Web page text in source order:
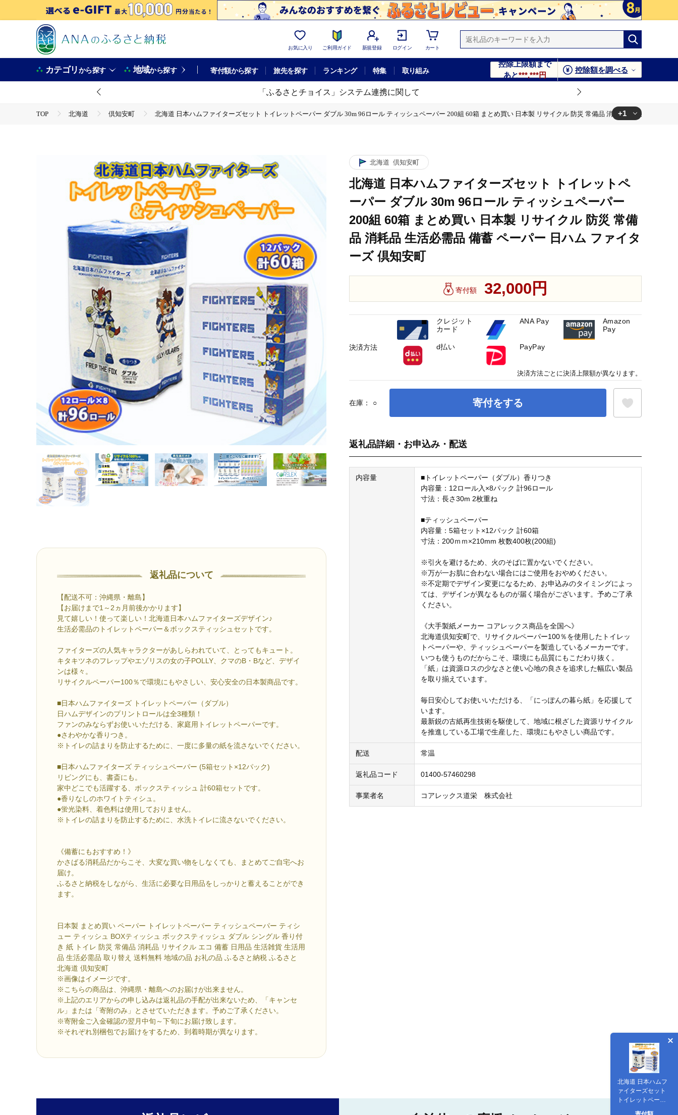
お気に入り ご利用ガイド 新規登録 ログイン カート
カテゴリから探す 地域から探す 寄付額から探す 旅先を探す ランキング 特集 取り組み
控除上限額まで
あと***,***円
控除額を調べる
「ふるさとチョイス」システム連携に関して
TOP 北海道 倶知安町
北海道 日本ハムファイターズセット トイレットペーパー ダブル 30m 96ロール ティッシュペーパー 200組 60箱 まとめ買い 日本製 リサイクル 防災 常備品 消耗品 生活必需品 備
+1
返礼品について
【配送不可：沖縄県・離島】
【お届けまで1～2ヵ月前後かかります】
見て嬉しい！使って楽しい！北海道日本ハムファイターズデザイン♪
生活必需品のトイレットペーパー＆ボックスティッシュセットです。
ファイターズの人気キャラクターがあしらわれていて、とってもキュート。
キタキツネのフレップやエゾリスの女の子POLLY、クマのB・Bなど、デザイ
ンは様々。
リサイクルペーパー100％で環境にもやさしい、安心安全の日本製商品です。
■日本ハムファイターズ トイレットペーパー（ダブル）
日ハムデザインのプリントロールは全3種類！
ファンのみならずお使いいただける、家庭用トイレットペーパーです。
●さわやかな香りつき。
※トイレの詰まりを防止するために、一度に多量の紙を流さないでください。
■日本ハムファイターズ ティッシュペーパー (5箱セット×12パック)
リビングにも、書斎にも。
家中どこでも活躍する、ボックスティッシュ 計60箱セットです。
●香りなしのホワイトティシュ。
●蛍光染料、着色料は使用しておりません。
※トイレの詰まりを防止するために、水洗トイレに流さないでください。
《備蓄にもおすすめ！》
かさばる消耗品だからこそ、大変な買い物をしなくても、まとめてご自宅へお
届け。
ふるさと納税をしながら、生活に必要な日用品をしっかりと蓄えることができ
ます。
日本製 まとめ買い ペーパー トイレットペーパー ティッシュペーパー ティシ
ュー ティッシュ BOXティッシュ ボックスティッシュ ダブル シングル 香り付
き 紙 トイレ 防災 常備品 消耗品 リサイクル エコ 備蓄 日用品 生活雑貨 生活用
品 生活必需品 取り替え 送料無料 地域の品 お礼の品 ふるさと納税 ふるさと
北海道 倶知安町
※画像はイメージです。
※こちらの商品は、沖縄県・離島へのお届けが出来ません。
※上記のエリアからの申し込みは返礼品の手配が出来ないため、「キャンセ
ル」または「寄附のみ」とさせていただきます。予めご了承ください。
※寄附金ご入金確認の翌月中旬～下旬にお届け致します。
※それぞれ別梱包でお届けをするため、到着時期が異なります。
北海道 倶知安町
北海道 日本ハムファイターズセット トイレットペ
ーパー ダブル 30m 96ロール ティッシュペーパー
200組 60箱 まとめ買い 日本製 リサイクル 防災 常備
品 消耗品 生活必需品 備蓄 ペーパー 日ハム ファイタ
ーズ 倶知安町
寄付額 32,000円
在庫： ○ 寄付をする
北海道 日本ハムフ
ァイターズセット
トイレットペーパ
返礼品詳細・お申込み・配送
内容量
■トイレットペーパー（ダブル）香りつき
内容量：12ロール入×8パック 計96ロール
寸法：長さ30m 2枚重ね
■ティッシュペーパー
内容量：5箱セット×12パック 計60箱
寸法：200ｍｍ×210mm 枚数400枚(200組)
※引火を避けるため、火のそばに置かないでください。
※万が一お肌に合わない場合にはご使用をおやめください。
※不定期でデザイン変更になるため、お申込みのタイミングによっ
ては、デザインが異なるものが届く場合がございます。予めご了承
ください。
《大手製紙メーカー コアレックス商品を全国へ》
北海道倶知安町で、リサイクルペーパー100％を使用したトイレッ
トペーパーや、ティッシュペーパーを製造しているメーカーです。
いつも使うものだからこそ、環境にも品質にもこだわり抜く。
「紙」は資源ロスの少なさと使い心地の良さを追求した幅広い製品
を取り揃えています。
毎日安心してお使いいただける、「にっぽんの暮ら紙」を応援して
います。
最新鋭の古紙再生技術を駆使して、地域に根ざした資源リサイクル
を推進している工場で生産した、環境にもやさしい商品です。
配送 常温
返礼品コード 01400-57460298
事業者名 コアレックス道栄 株式会社
決済方法
クレジット
カード
ANA Pay
Amazon
Pay
d払い PayPay
決済方法ごとに決済上限額が異なります。